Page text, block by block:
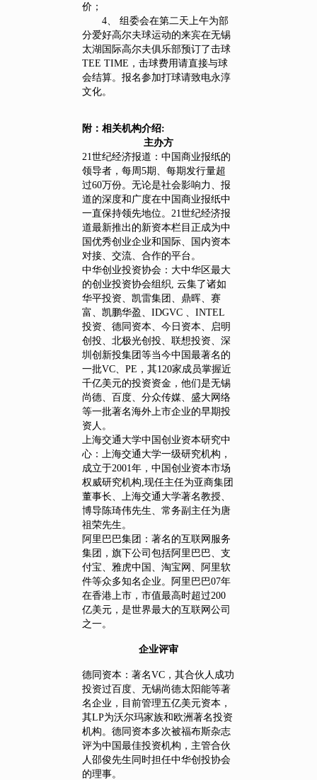
价；
4、 组委会在第二天上午为部
分爱好高尔夫球运动的来宾在无锡
太湖国际高尔夫俱乐部预订了击球
TEE TIME，击球费用请直接与球
会结算。报名参加打球请致电永淳
文化。
附：相关机构介绍:
主办方
21世纪经济报道：中国商业报纸的
领导者，每周5期、每期发行量超
过60万份。无论是社会影响力、报
道的深度和广度在中国商业报纸中
一直保持领先地位。21世纪经济报
道最新推出的新资本栏目正成为中
国优秀创业企业和国际、国内资本
对接、交流、合作的平台。
中华创业投资协会：大中华区最大
的创业投资协会组织, 云集了诸如
华平投资、凯雷集团、鼎晖、赛
富、凯鹏华盈、IDGVC 、INTEL
投资、德同资本、今日资本、启明
创投、北极光创投、联想投资、深
圳创新投集团等当今中国最著名的
一批VC、PE，其120家成员掌握近
千亿美元的投资资金，他们是无锡
尚德、百度、分众传媒、盛大网络
等一批著名海外上市企业的早期投
资人。
上海交通大学中国创业资本研究中
心：上海交通大学一级研究机构，
成立于2001年，中国创业资本市场
权威研究机构,现任主任为亚商集团
董事长、上海交通大学著名教授、
博导陈琦伟先生、常务副主任为唐
祖荣先生。
阿里巴巴集团：著名的互联网服务
集团，旗下公司包括阿里巴巴、支
付宝、雅虎中国、淘宝网、阿里软
件等众多知名企业。阿里巴巴07年
在香港上市，市值最高时超过200
亿美元，是世界最大的互联网公司
之一。
企业评审
德同资本：著名VC，其合伙人成功
投资过百度、无锡尚德太阳能等著
名企业，目前管理五亿美元资本，
其LP为沃尔玛家族和欧洲著名投资
机构。德同资本多次被福布斯杂志
评为中国最佳投资机构，主管合伙
人邵俊先生同时担任中华创投协会
的理事。